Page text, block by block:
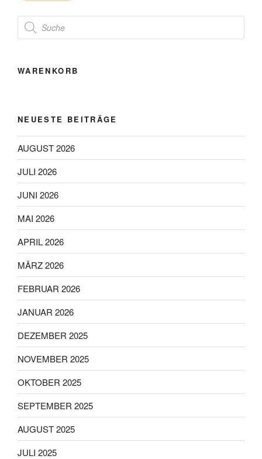
Products
search
WARENKORB
NEUESTE BEITRÄGE
AUGUST 2026
JULI 2026
JUNI 2026
MAI 2026
APRIL 2026
MÄRZ 2026
FEBRUAR 2026
JANUAR 2026
DEZEMBER 2025
NOVEMBER 2025
OKTOBER 2025
SEPTEMBER 2025
AUGUST 2025
JULI 2025